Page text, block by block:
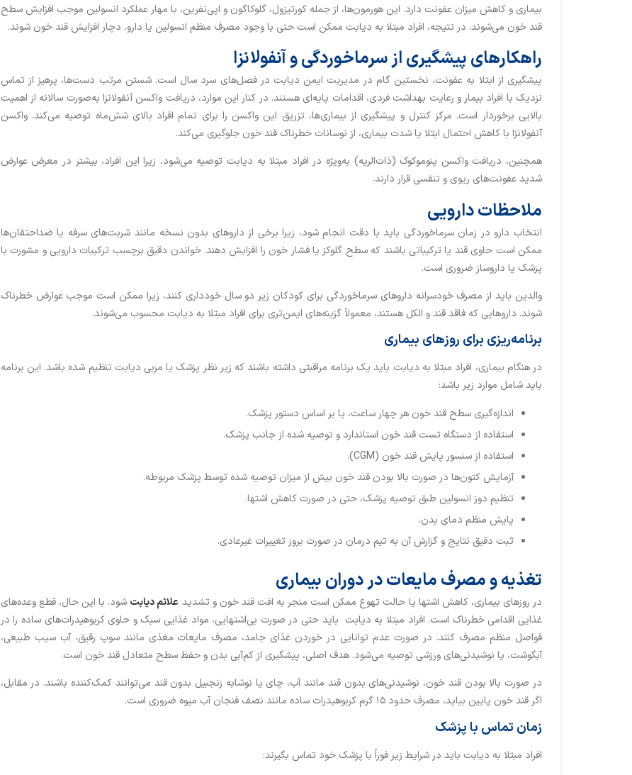
بیماری و کاهش میزان عفونت دارد. این هورمون‌ها، از جمله کورتیزول، گلوکاگون و اپی‌نفرین، با مهار عملکرد انسولین موجب افزایش سطح
قند خون می‌شوند. در نتیجه، افراد مبتلا به دیابت ممکن است حتی با وجود مصرف منظم انسولین یا دارو، دچار افزایش قند خون شوند.
راهکارهای پیشگیری از سرماخوردگی و آنفولانزا
پیشگیری از ابتلا به عفونت، نخستین گام در مدیریت ایمن دیابت در فصل‌های سرد سال است. شستن مرتب دست‌ها، پرهیز از تماس
نزدیک با افراد بیمار و رعایت بهداشت فردی، اقدامات پایه‌ای هستند. در کنار این موارد، دریافت واکسن آنفولانزا به‌صورت سالانه از اهمیت
بالایی برخوردار است. مرکز کنترل و پیشگیری از بیماری‌ها، تزریق این واکسن را برای تمام افراد بالای شش‌ماه توصیه می‌کند. واکسن
آنفولانزا با کاهش احتمال ابتلا یا شدت بیماری، از نوسانات خطرناک قند خون جلوگیری می‌کند.
همچنین، دریافت واکسن پنوموکوک (ذات‌الریه) به‌ویژه در افراد مبتلا به دیابت توصیه می‌شود، زیرا این افراد، بیشتر در معرض عوارض
شدید عفونت‌های ریوی و تنفسی قرار دارند.
ملاحظات دارویی
انتخاب دارو در زمان سرماخوردگی باید با دقت انجام شود، زیرا برخی از داروهای بدون نسخه مانند شربت‌های سرفه یا ضداحتقان‌ها
ممکن است حاوی قند یا ترکیباتی باشند که سطح گلوکز یا فشار خون را افزایش دهند. خواندن دقیق برچسب ترکیبات دارویی و مشورت با
پزشک یا داروساز ضروری است.
والدین باید از مصرف خودسرانه داروهای سرماخوردگی برای کودکان زیر دو سال خودداری کنند، زیرا ممکن است موجب عوارض خطرناک
شوند. داروهایی که فاقد قند و الکل هستند، معمولاً گزینه‌های ایمن‌تری برای افراد مبتلا به دیابت محسوب می‌شوند.
برنامه‌ریزی برای روزهای بیماری
در هنگام بیماری، افراد مبتلا به دیابت باید یک برنامه مراقبتی داشته باشند که زیر نظر پزشک یا مربی دیابت تنظیم شده باشد. این برنامه
باید شامل موارد زیر باشد:
اندازه‌گیری سطح قند خون هر چهار ساعت، یا بر اساس دستور پزشک.
استفاده از دستگاه تست قند خون استاندارد و توصیه شده از جانب پزشک.
استفاده از سنسور پایش قند خون (CGM).
آزمایش کتون‌ها در صورت بالا بودن قند خون بیش از میزان توصیه شده توسط پزشک مربوطه.
تنظیم دوز انسولین طبق توصیه پزشک، حتی در صورت کاهش اشتها.
پایش منظم دمای بدن.
ثبت دقیق نتایج و گزارش آن به تیم درمان در صورت بروز تغییرات غیرعادی.
تغذیه و مصرف مایعات در دوران بیماری
در روزهای بیماری، کاهش اشتها یا حالت تهوع ممکن است منجر به افت قند خون و تشدید علائم دیابت شود. با این حال، قطع وعده‌های
غذایی اقدامی خطرناک است. افراد مبتلا به دیابت باید حتی در صورت بی‌اشتهایی، مواد غذایی سبک و حاوی کربوهیدرات‌های ساده را در
فواصل منظم مصرف کنند. در صورت عدم توانایی در خوردن غذای جامد، مصرف مایعات مغذی مانند سوپ رقیق، آب سیب طبیعی،
آبگوشت، یا نوشیدنی‌های ورزشی توصیه می‌شود. هدف اصلی، پیشگیری از کم‌آبی بدن و حفظ سطح متعادل قند خون است.
در صورت بالا بودن قند خون، نوشیدنی‌های بدون قند مانند آب، چای یا نوشابه زنجبیل بدون قند می‌توانند کمک‌کننده باشند. در مقابل،
اگر قند خون پایین بیاید، مصرف حدود ۱۵ گرم کربوهیدرات ساده مانند نصف فنجان آب میوه ضروری است.
زمان تماس با پزشک
افراد مبتلا به دیابت باید در شرایط زیر فوراً با پزشک خود تماس بگیرند: